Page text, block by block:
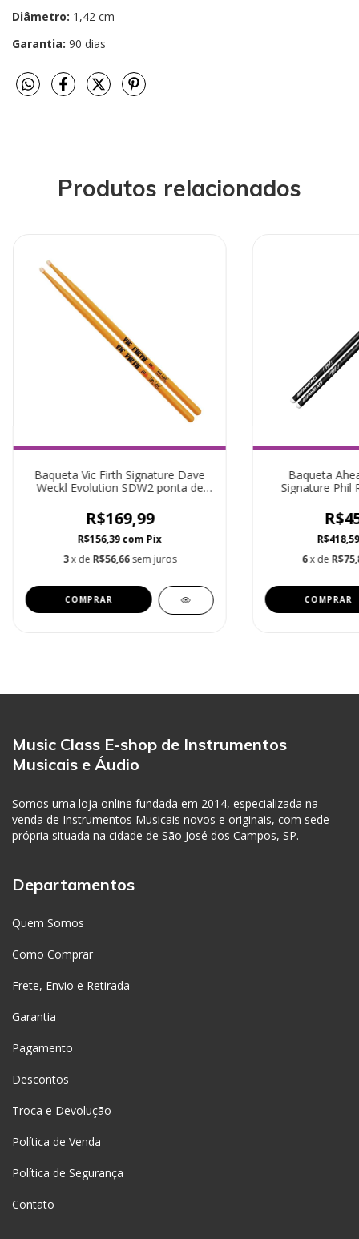
Diâmetro: 1,42 cm
Garantia: 90 dias
Produtos relacionados
Baqueta Vic Firth Signature Dave
Weckl Evolution SDW2 ponta de
R$169,99
R$156,39com Pix
3x de R$56,66 sem juros
Baqueta
Signature Phil
6x de
Music Class E-shop de Instrumentos
Musicais e Áudio
Somos uma loja online fundada em 2014, especializada na
venda de Instrumentos Musicais novos e originais, com sede
própria situada na cidade de São José dos Campos, SP.
Departamentos
Quem Somos
Como Comprar
Frete, Envio e Retirada
Garantia
Pagamento
Descontos
Troca e Devolução
Política de Venda
Política de Segurança
Contato